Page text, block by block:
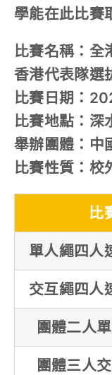
學能在此比賽
比賽名稱：全
香港代表隊選
比賽日期：
比賽地點：深
舉辦團體：中
比賽性質：校
比
單人繩四人
交互繩四人
團體二人
團體三人